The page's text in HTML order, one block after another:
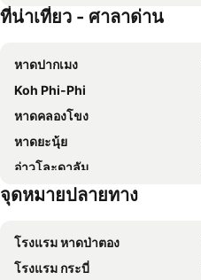
ลันตาวิลลารีสอร์ท
The Sea @ Lanta Hotel
Lanta Thip House
ลันตา เอเมอรัลด์ บังกะโล
บ้านเขาไม้แก้ว ลันตา วิลเลจ
Lanta Nice Beach House
โรงแรมสุนทรียา ลันตา
Phongpipat Lanta Mansion
Hatzanda Lanta Resort
ที่น่าเที่ยว - ศาลาด่าน
หาดปากเมง
Koh Phi-Phi
หาดคลองโขง
หาดยะนุ้ย
อ่าวโละดาลัม
แอตแลนติส ไดฟ์วิ่ง
จุดหมายปลายทาง
โรงแรม หาดป่าตอง
โรงแรม กระบี่